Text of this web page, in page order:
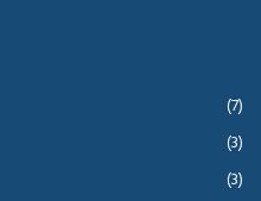
(7)
(3)
(3)